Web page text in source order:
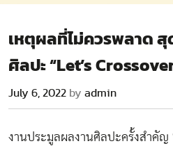
เหตุผลที่ไม่ควรพลาด สุ
ศิลปะ “Let’s
July 6, 2022 by admin
งานประมูลผลงานศิลปะครั้งสำคัญ